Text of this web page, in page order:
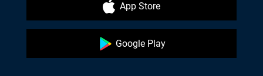
App Store
Google Play